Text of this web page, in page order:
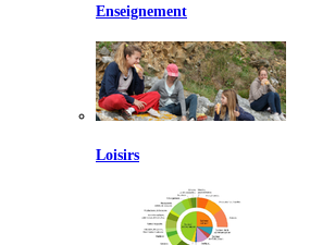
Enseignement
Loisirs